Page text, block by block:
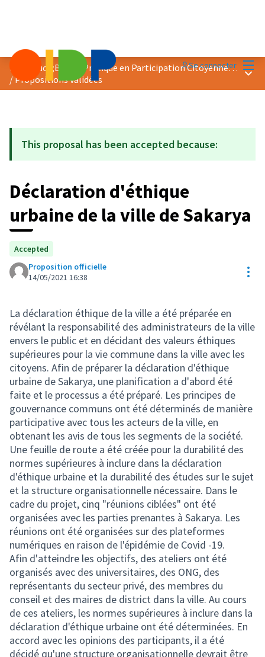
Se connecter
Prix &quot;Bonne Pratique en Participation Citoyenne&quot; 2021
/Propositions validées
This proposal has been accepted because:
Déclaration d'éthique
urbaine de la ville de Sakarya
Accepted
Proposition officielle
14/05/2021 16:38
La déclaration éthique de la ville a été préparée en
révélant la responsabilité des administrateurs de la ville
envers le public et en décidant des valeurs éthiques
supérieures pour la vie commune dans la ville avec les
citoyens. Afin de préparer la déclaration d'éthique
urbaine de Sakarya, une planification a d'abord été
faite et le processus a été préparé. Les principes de
gouvernance communs ont été déterminés de manière
participative avec tous les acteurs de la ville, en
obtenant les avis de tous les segments de la société.
Une feuille de route a été créée pour la durabilité des
normes supérieures à inclure dans la déclaration
d'éthique urbaine et la durabilité des études sur le sujet
et la structure organisationnelle nécessaire. Dans le
cadre du projet, cinq "réunions ciblées" ont été
organisées avec les parties prenantes à Sakarya. Les
réunions ont été organisées sur des plateformes
numériques en raison de l'épidémie de Covid -19.
Afin d'atteindre les objectifs, des ateliers ont été
organisés avec des universitaires, des ONG, des
représentants du secteur privé, des membres du
conseil et des maires de district dans la ville. Au cours
de ces ateliers, les normes supérieures à inclure dans la
déclaration d'éthique urbaine ont été déterminées. En
accord avec les opinions des participants, il a été
décidé qu'une structure organisationnelle devrait être